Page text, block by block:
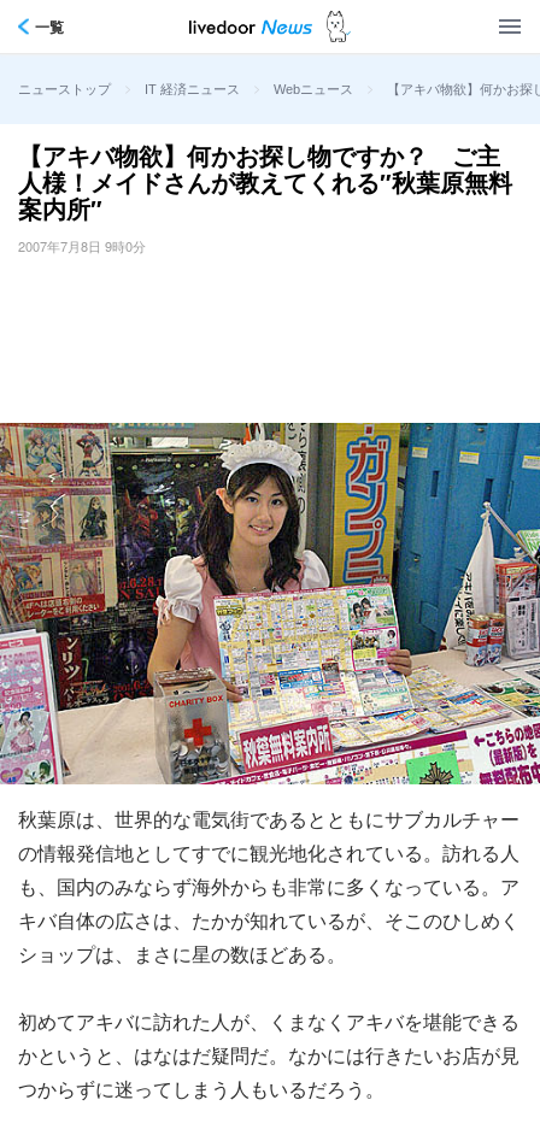
一覧
ニューストップ > IT 経済ニュース > Webニュース > 【アキバ物欲】何かお
【アキバ物欲】何かお探し物ですか？ ご主
人様！メイドさんが教えてくれる″秋葉原無料
案内所″
2007年7月8日 9時0分
秋葉原は、世界的な電気街であるとともにサブカルチャー
の情報発信地としてすでに観光地化されている。訪れる人
も、国内のみならず海外からも非常に多くなっている。ア
キバ自体の広さは、たかが知れているが、そこのひしめく
ショップは、まさに星の数ほどある。
初めてアキバに訪れた人が、くまなくアキバを堪能できる
かというと、はなはだ疑問だ。なかには行きたいお店が見
つからずに迷ってしまう人もいるだろう。